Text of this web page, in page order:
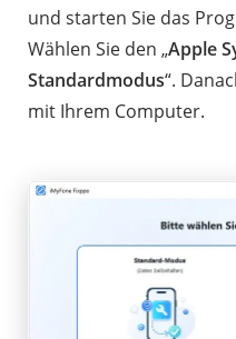
und starten Sie das
Wählen Sie den „Apple
Standardmodus“.
mit Ihrem Computer.